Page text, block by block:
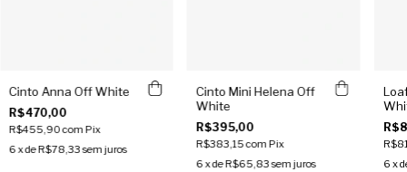
Cinto Anna Off White
R$470,00
R$455,90com Pix
6 x deR$78,33 sem juros
Cinto Mini Helena Off
White
R$395,00
R$383,15com Pix
6x deR$65,83sem juros
6 x